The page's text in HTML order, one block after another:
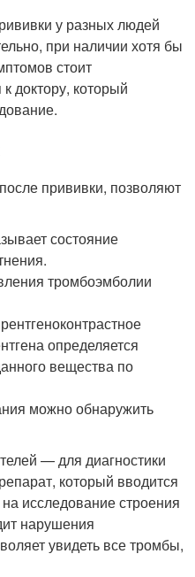
у разных людей
при наличии хотя бы
стоит
доктору, который
прививки, позволяют
состояние
тромбоэмболии
определяется
вещества по
можно обнаружить
— для диагностики
который вводится
исследование строения
нарушения
увидеть все тромбы,